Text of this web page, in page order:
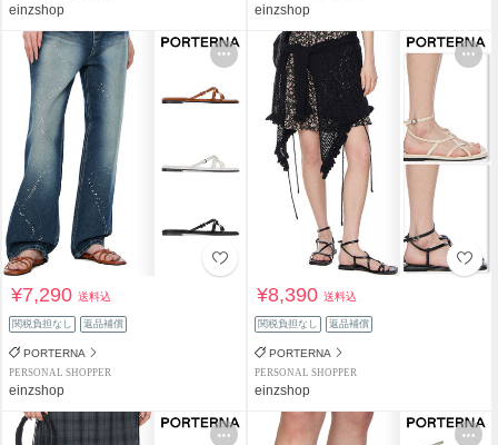
einzshop einzshop
¥7,290送料込
関税負担なし 返品補償
PORTERNA
PERSONAL SHOPPER
einzshop
¥8,390送料込
関税負担なし 返品補償
PORTERNA
PERSONAL SHOPPER
einzshop